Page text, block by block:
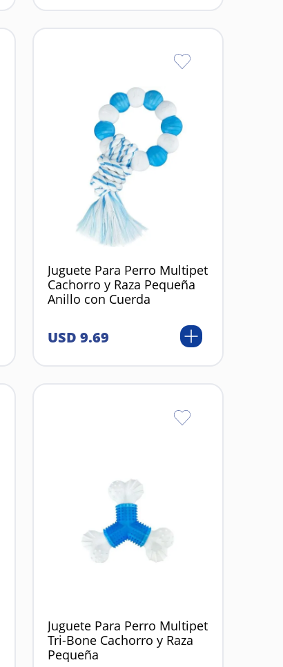
Juguete Para Perro Multipet
Cachorro y Raza Pequeña
Anillo con Cuerda
USD 9.69
Juguete Para Perro Multipet
Tri-Bone Cachorro y Raza
Pequeña